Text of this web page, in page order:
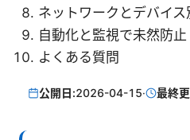
ネットワークとデバイ
自動化と監視で未然防止
よくある質問
公開日:2026-04-15· 最終